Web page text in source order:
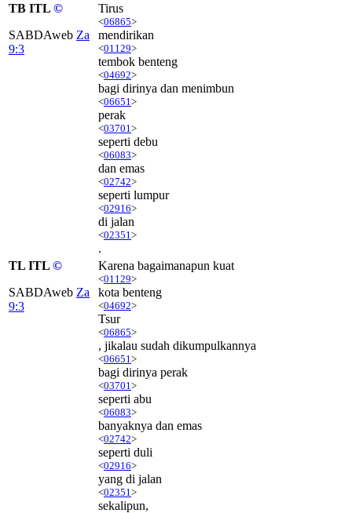
TB ITL ©
SABDAweb Za
9:3
Tirus
<06865>
mendirikan
<01129>
tembok benteng
<04692>
bagi dirinya dan menimbun
<06651 >
perak
<03701 >
seperti debu
<06083>
dan emas
<02742>
seperti lumpur
<02916>
di jalan
<02351 >
.
TL ITL ©
SABDAweb Za
9:3
Karena bagaimanapun kuat
<01129>
kota benteng
<04692>
Tsur
<06865>
, jikalau sudah dikumpulkannya
<06651 >
bagi dirinya perak
<03701 >
seperti abu
<06083>
banyaknya dan emas
<02742>
seperti duli
<02916>
yang di jalan
<02351 >
sekalipun,